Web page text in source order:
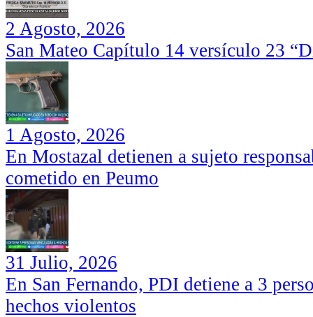
2 Agosto, 2026
San Mateo Capítulo 14 versículo 23
1 Agosto, 2026
En Mostazal detienen a sujeto
cometido en Peumo
31 Julio, 2026
En San Fernando, PDI detiene a 3
hechos violentos